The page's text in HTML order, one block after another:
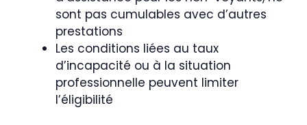
sont pas cumulables avec d’autres
prestations
Les conditions liées au taux
d’incapacité ou à la situation
professionnelle peuvent limiter
l’éligibilité